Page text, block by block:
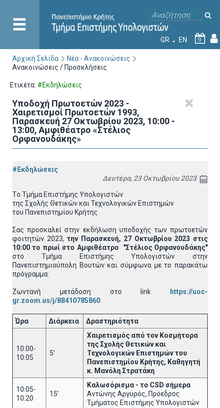
GR EN 9
Αρχική Σελίδα
Νέα - Ανακοινώσεις
Ανακοινώσεις / Προσκλήσεις
Ετικέτα: #Εκδηλώσεις
Υποδοχή Πρωτοετών 2023 -
Χαιρετισμοί Πρωτοετών 1993,
Παρασκευή 27 Οκτωβρίου 2023, 10:00 -
13:00, Αμφιθέατρο «Στέλιος
Ορφανουδάκης»
#Εκδηλώσεις
Δευτέρα, 23 Οκτωβρίου 2023
Tο Τμήμα Επιστήμης Υπολογιστών
της Σχολής Θετικών και Τεχνολογικών Επιστημών
του Πανεπιστημίου Κρήτης
Σας προσκαλεί στην εκδήλωση υποδοχής των πρωτοετών
φοιτητών 2023,την Παρασκευή, 27 Οκτωβρίου 2023 στις
10:00 το πρωί στο Αμφιθέατρο "Στέλιος Ορφανουδάκης"
στο Τμήμα Επιστήμης Υπολογιστών στην
Πανεπιστημιούπολη Βουτών και σύμφωνα με το παρακάτω
πρόγραμμα:
Ζωντανή μετάδοση στο link
https://uoc-
gr.zoom.us/j/88410785860
Ώρα Διάρκεια Δραστηριότητα
10:00-
10:05
5’
Χαιρετισμός από τον Κοσμήτορα
της Σχολής Θετικών και
Τεχνολογικών Επιστημών του
Πανεπιστημίου Κρήτης, Καθηγητή
κ. Μανόλη Στρατάκη
10:05-
10:20
15’
Καλωσόρισμα - το CSD σήμερα
Αντώνης Αργυρός, Πρόεδρος
Τμήματος Επιστήμης Υπολογιστών